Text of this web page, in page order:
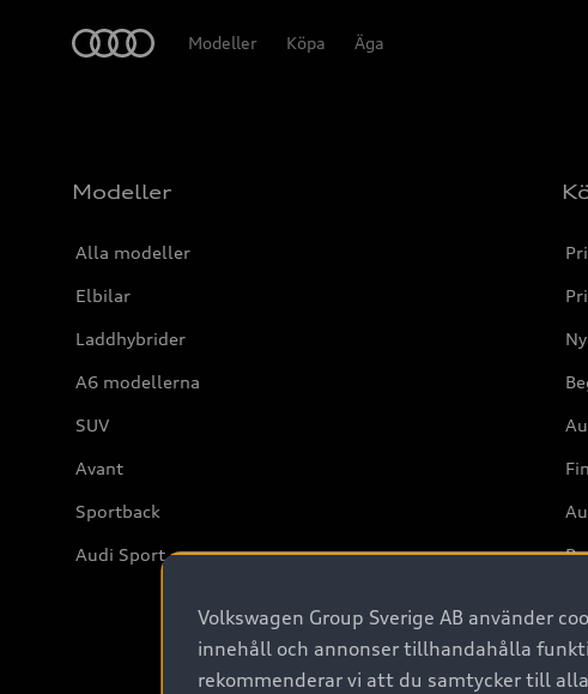
Modeller Köpa Äga
Modeller
Alla modeller
Elbilar
Laddhybrider
A6 modellerna
SUV
Avant
Sportback
Audi Sport
Volkswagen Group Sverige AB använder
innehåll och annonser tillhandahålla
rekommenderar vi att du samtycker till